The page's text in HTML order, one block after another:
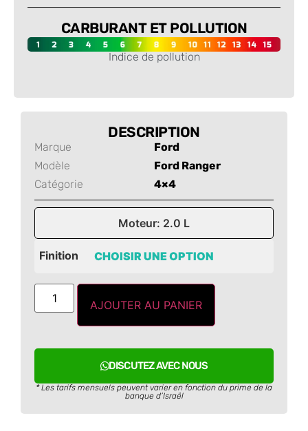
CARBURANT ET POLLUTION
Indice de pollution
DESCRIPTION
Marque
Ford
Modèle
Ford Ranger
Catégorie
4×4
Moteur: 2.0 L
Finition
AJOUTER AU PANIER
DISCUTEZ AVEC NOUS
* Les tarifs mensuels peuvent varier en fonction du prime de la
banque d’Israël